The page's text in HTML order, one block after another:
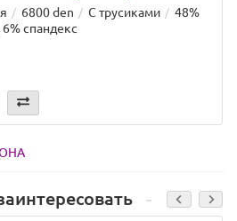
6800 den С трусиками
48%
спандекс